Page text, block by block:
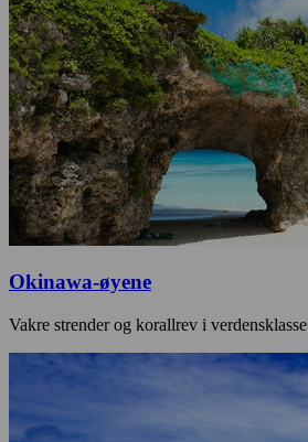
Okinawa-øyene
Vakre strender og korallrev i verdensklasse